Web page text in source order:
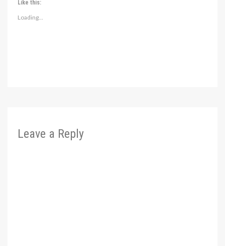
Like this:
Loading...
Leave a Reply